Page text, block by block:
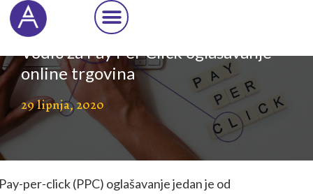
Cookie Settings
Vodič za Pay Per Click oglašavanje
online trgovina
29 lipnja, 2020
per-click (PPC) oglašavanje jedan je od